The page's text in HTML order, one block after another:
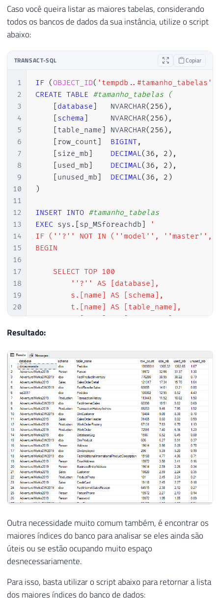
Caso você queira listar as maiores tabelas, considerando
todos os bancos de dados da sua instância, utilize o script
abaixo:
TRANSACT-SQL Copiar
1
2
3
4
5
6
7
8
9
10
11
12
13
14
15
16
17
18
19
20
21
22
24
25
26
27
28
29
30
31
32
33
34
35
36
37
38
39
41
42
43
IF (OBJECT_ID( 'tempdb..#tamanho_tabelas'
CREATE TABLE #tamanho_tabelas (
[database]
   NVARCHAR
( 256 ) ,
[schema]
     NVARCHAR
( 256 ) ,
[table_name] NVARCHAR( 256 ) ,
[row_count] BIGINT,
[size_mb] DECIMAL( 36 , 2 ) ,
[used_mb] DECIMAL( 36 , 2 ) ,
[unused_mb] DECIMAL( 36 , 2 )
)
INSERT INTO #tamanho_tabelas
EXEC sys . [sp_MSforeachdb]
'
IF (''?'' NOT IN (''model'', ''master'',
BEGIN
    SELECT TOP 100
        ''?'' AS [database],
        s.[name] AS [schema],
        t.[name] AS [table_name],
        p.[rows] AS [row_count],
CAST(ROUND(((SUM(a.total_pages)
CAST(ROUND(((SUM(a.total_pages)
    FROM
        [?].sys.tables t
JOIN [?].sys.indexes i ON
JOIN [?].sys.partitions p ON
JOIN [?].sys.allocation_units a
LEFT JOIN [?].sys.schemas s ON
    WHERE
        t.is_ms_shipped = 0
        AND i.[object_id] > 255
    GROUP BY
        t.[name],
        s.[name],
        p.[rows]
    ORDER BY
        5 DESC
END'
SELECT TOP 100
*
FROM
[#tamanho_tabelas]
Resultado:
Outra necessidade muito comum também, é encontrar os
maiores índices do banco para analisar se eles ainda são
úteis ou se estão ocupando muito espaço
desnecessariamente.
Para isso, basta utilizar o script abaixo para retornar a lista
dos maiores índices do banco de dados: